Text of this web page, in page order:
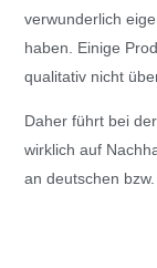
verwunderlich
haben. Einige
qualitativ nicht
Daher führt bei
wirklich auf
an deutschen